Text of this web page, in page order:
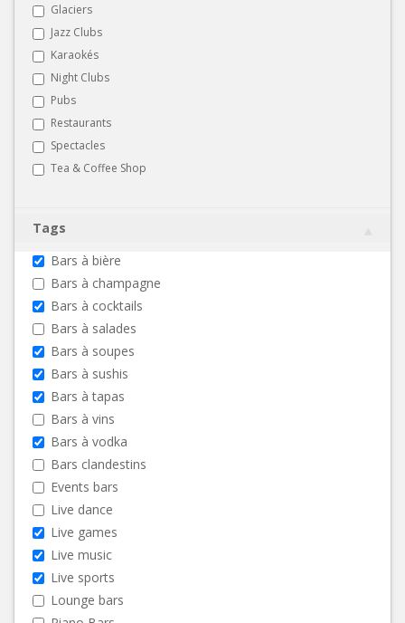
Glaciers
Jazz Clubs
Karaokés
Night Clubs
Pubs
Restaurants
Spectacles
Tea & Coffee Shop
Tags
Bars à bière
Bars à champagne
Bars à cocktails
Bars à salades
Bars à soupes
Bars à sushis
Bars à tapas
Bars à vins
Bars à vodka
Bars clandestins
Events bars
Live dance
Live games
Live music
Live sports
Lounge bars